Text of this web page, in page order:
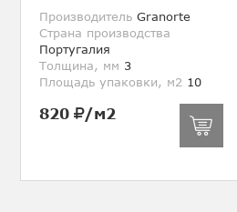
Производитель Granorte
Страна производства
Португалия
Толщина, мм 3
Площадь упаковки, м2 10
820 /м2